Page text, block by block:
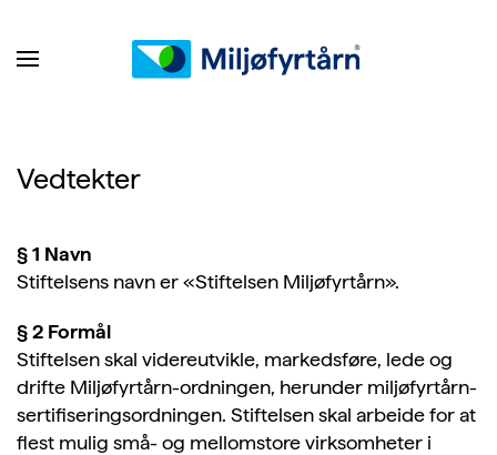
Vedtekter
§ 1 Navn
Stiftelsens navn er «Stiftelsen Miljøfyrtårn».
§ 2 Formål
Stiftelsen skal videreutvikle, markedsføre, lede og
drifte Miljøfyrtårn-ordningen, herunder miljøfyrtårn­
sertifiseringsordningen. Stiftelsen skal arbeide for at
flest mulig små- og mellomstore virksomheter i